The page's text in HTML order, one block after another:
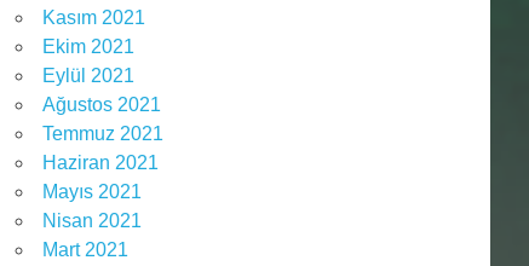
Kasım 2021
Ekim 2021
Eylül 2021
Ağustos 2021
Temmuz 2021
Haziran 2021
Mayıs 2021
Nisan 2021
Mart 2021